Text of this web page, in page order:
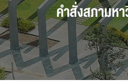
คำสั่งสภามห